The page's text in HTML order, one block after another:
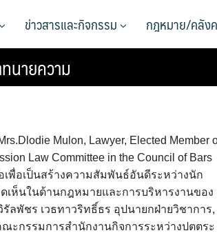
ข่าวสารและกิจกรรม กฎหมาย/คลัง
นายความ
Mulon, Lawyer, Elected Member
Law Committee in the Council of Bars
เพื่อเป็นสร้างความสัมพันธ์อันดีระหว่างนัก
เห็นในด้านกฎหมายและการบริหารงานของ
ลพัชร เวธทาวริทธิ์ธร อุปนายกฝ่ายวิชาการ,
ะกรรมการสำนักงานกิจการระหว่างปตตระ